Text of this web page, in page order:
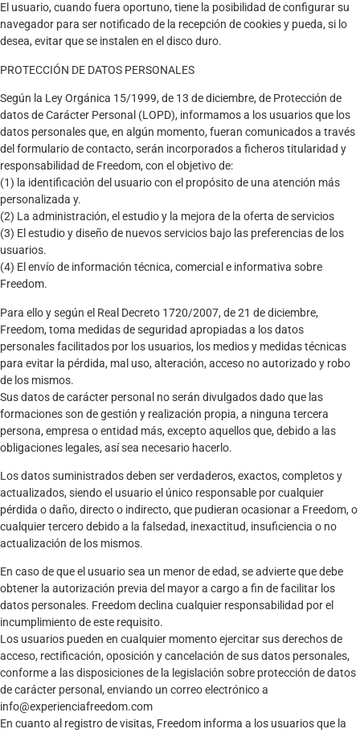
El usuario, cuando fuera oportuno, tiene la posibilidad de configurar su
navegador para ser notificado de la recepción de cookies y pueda, si lo
desea, evitar que se instalen en el disco duro.
PROTECCIÓN DE DATOS PERSONALES
Según la Ley Orgánica 15/1999, de 13 de diciembre, de Protección de
datos de Carácter Personal (LOPD), informamos a los usuarios que los
datos personales que, en algún momento, fueran comunicados a través
del formulario de contacto, serán incorporados a ficheros titularidad y
responsabilidad de Freedom, con el objetivo de:
(1) la identificación del usuario con el propósito de una atención más
personalizada y.
(2) La administración, el estudio y la mejora de la oferta de servicios
(3) El estudio y diseño de nuevos servicios bajo las preferencias de los
usuarios.
(4) El envío de información técnica, comercial e informativa sobre
Freedom.
Para ello y según el Real Decreto 1720/2007, de 21 de diciembre,
Freedom, toma medidas de seguridad apropiadas a los datos
personales facilitados por los usuarios, los medios y medidas técnicas
para evitar la pérdida, mal uso, alteración, acceso no autorizado y robo
de los mismos.
Sus datos de carácter personal no serán divulgados dado que las
formaciones son de gestión y realización propia, a ninguna tercera
persona, empresa o entidad más, excepto aquellos que, debido a las
obligaciones legales, así sea necesario hacerlo.
Los datos suministrados deben ser verdaderos, exactos, completos y
actualizados, siendo el usuario el único responsable por cualquier
pérdida o daño, directo o indirecto, que pudieran ocasionar a Freedom, o
cualquier tercero debido a la falsedad, inexactitud, insuficiencia o no
actualización de los mismos.
En caso de que el usuario sea un menor de edad, se advierte que debe
obtener la autorización previa del mayor a cargo a fin de facilitar los
datos personales. Freedom declina cualquier responsabilidad por el
incumplimiento de este requisito.
Los usuarios pueden en cualquier momento ejercitar sus derechos de
acceso, rectificación, oposición y cancelación de sus datos personales,
conforme a las disposiciones de la legislación sobre protección de datos
de carácter personal, enviando un correo electrónico a
info@experienciafreedom.com
En cuanto al registro de visitas, Freedom informa a los usuarios que la